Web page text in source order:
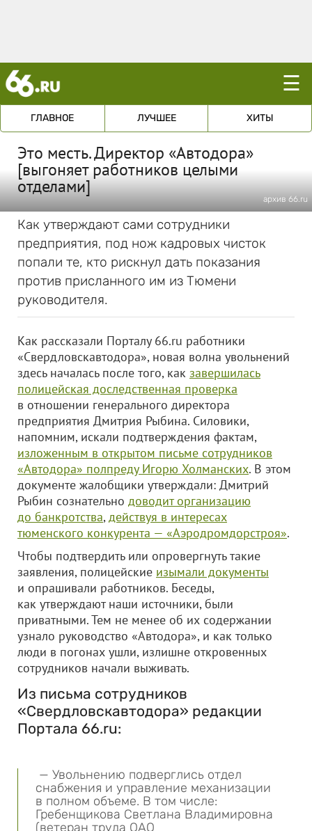
☰
ГЛАВНОЕ ЛУЧШЕЕ ХИТЫ
Это месть. Директор «Автодора»
[выгоняет работников целыми
отделами]
архив 66.ru
Как утверждают сами сотрудники
предприятия, под нож кадровых чисток
попали те, кто рискнул дать показания
против присланного им из Тюмени
руководителя.
Как рассказали Порталу 66.ru работники
«Свердловскавтодора», новая волна увольнений
здесь началась после того, как завершилась
полицейская доследственная проверка
в отношении генерального директора
предприятия Дмитрия Рыбина. Силовики,
напомним, искали подтверждения фактам,
изложенным в открытом письме сотрудников
«Автодора» полпреду Игорю Холманских. В этом
документе жалобщики утверждали: Дмитрий
Рыбин сознательно доводит организацию
до банкротства,действуя в интересах
тюменского конкурента — «Аэродромдорстроя».
Чтобы подтвердить или опровергнуть такие
заявления, полицейские изымали документы
и опрашивали работников. Беседы,
как утверждают наши источники, были
приватными. Тем не менее об их содержании
узнало руководство «Автодора», и как только
люди в погонах ушли, излишне откровенных
сотрудников начали выживать.
Из письма сотрудников
«Свердловскавтодора» редакции
Портала 66.ru:
— Увольнению подверглись отдел
снабжения и управление механизации
в полном объеме. В том числе:
Гребенщикова Светлана Владимировна
(ветеран труда ОАО